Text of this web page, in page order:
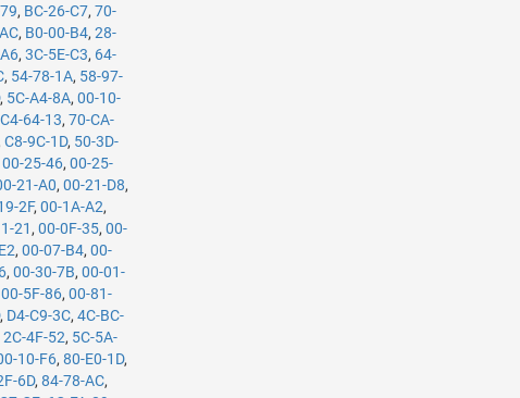
, BC-26-C7,70-
, B0-00-B4,28-
,3C-5E-C3, 64-
, 54-78-1A, 58-97-
, 5C-A4-8A,00-10-
C4-64-13,70-CA-
,C8-9C-1D, 50-3D-
00-25-46,00-25-
21-A0,00-21-D8,
2F,00-1A-A2,
21 ,00-0F-35,00-
,00-07-B4,00-
,00-30-7B,00-01-
00-5F-86,00-81-
, D4-C9-3C,4C-BC-
2C-4F-52, 5C-5A-
10-F6,80-E0-1D,
6D,84-78-AC,